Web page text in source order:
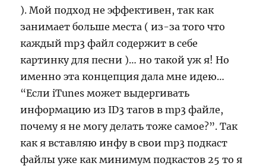
). Мой подход не эффективен, так как
занимает больше места ( из-за того что
каждый mp3 файл содержит в себе
картинку для песни )… но такой уж я! Но
именно эта концепция дала мне идею…
“Если iTunes может выдергивать
информацию из ID3 тагов в mp3 файле,
почему я не могу делать тоже самое?”. Так
как я вставляю инфу в свои mp3 подкаст
файлы уже как минимум подкастов 25 то я